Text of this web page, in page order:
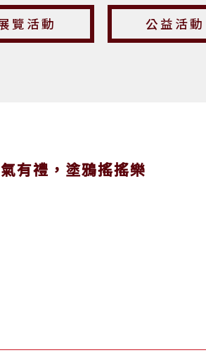
覽活動 公益活動
有禮，塗鴉搖搖樂